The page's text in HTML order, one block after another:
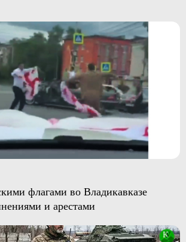
флагами во Владикавказе
и арестами